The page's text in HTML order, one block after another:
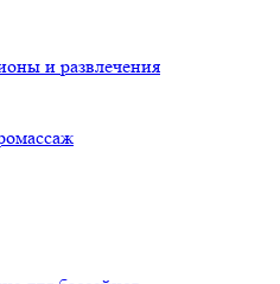
и развлечения